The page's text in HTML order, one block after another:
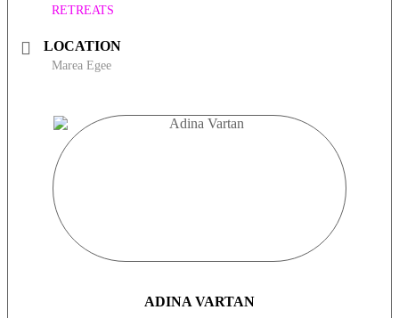
RETREATS
LOCATION
Marea Egee
ADINA VARTAN